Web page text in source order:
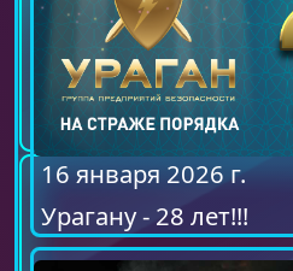
16 января 2026 г.
Урагану - 28 лет!!!